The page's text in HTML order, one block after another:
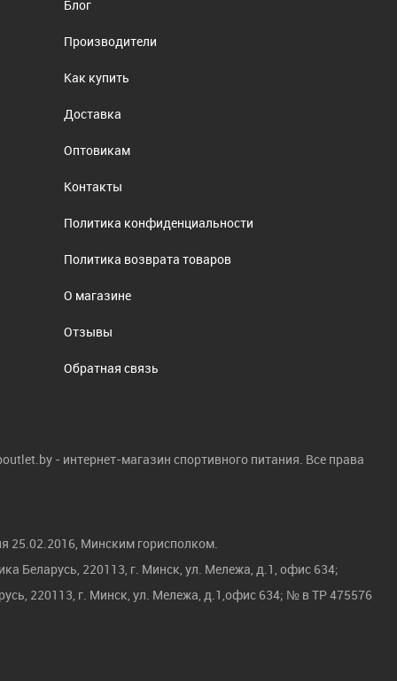
Блог
Производители
Как купить
Доставка
Оптовикам
Контакты
Политика конфиденциальности
Политика возврата товаров
О магазине
Отзывы
Обратная связь
- интернет-магазин спортивного питания. Все права
25.02.2016, Минским горисполком.
Беларусь, 220113, г. Минск, ул. Мележа, д.1, офис 634;
220113, г. Минск, ул. Мележа, д.1,офис 634; № в ТР 475576